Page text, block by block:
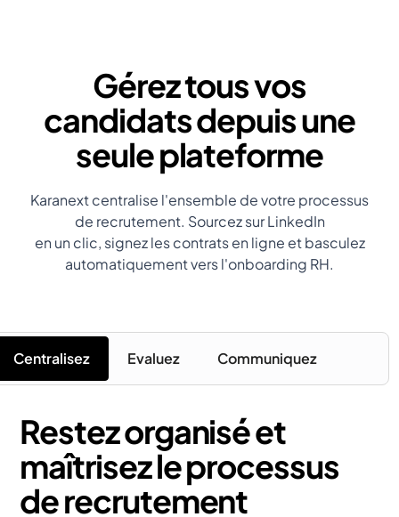
Gérez tous vos
candidats depuis une
seule plateforme
Karanext centralise l'ensemble de votre processus
de recrutement. Sourcez sur LinkedIn
en un clic, signez les contrats en ligne et basculez
automatiquement vers l'onboarding RH.
Centralisez Evaluez Communiquez
Restez organisé et
maîtrisez le processus
de recrutement